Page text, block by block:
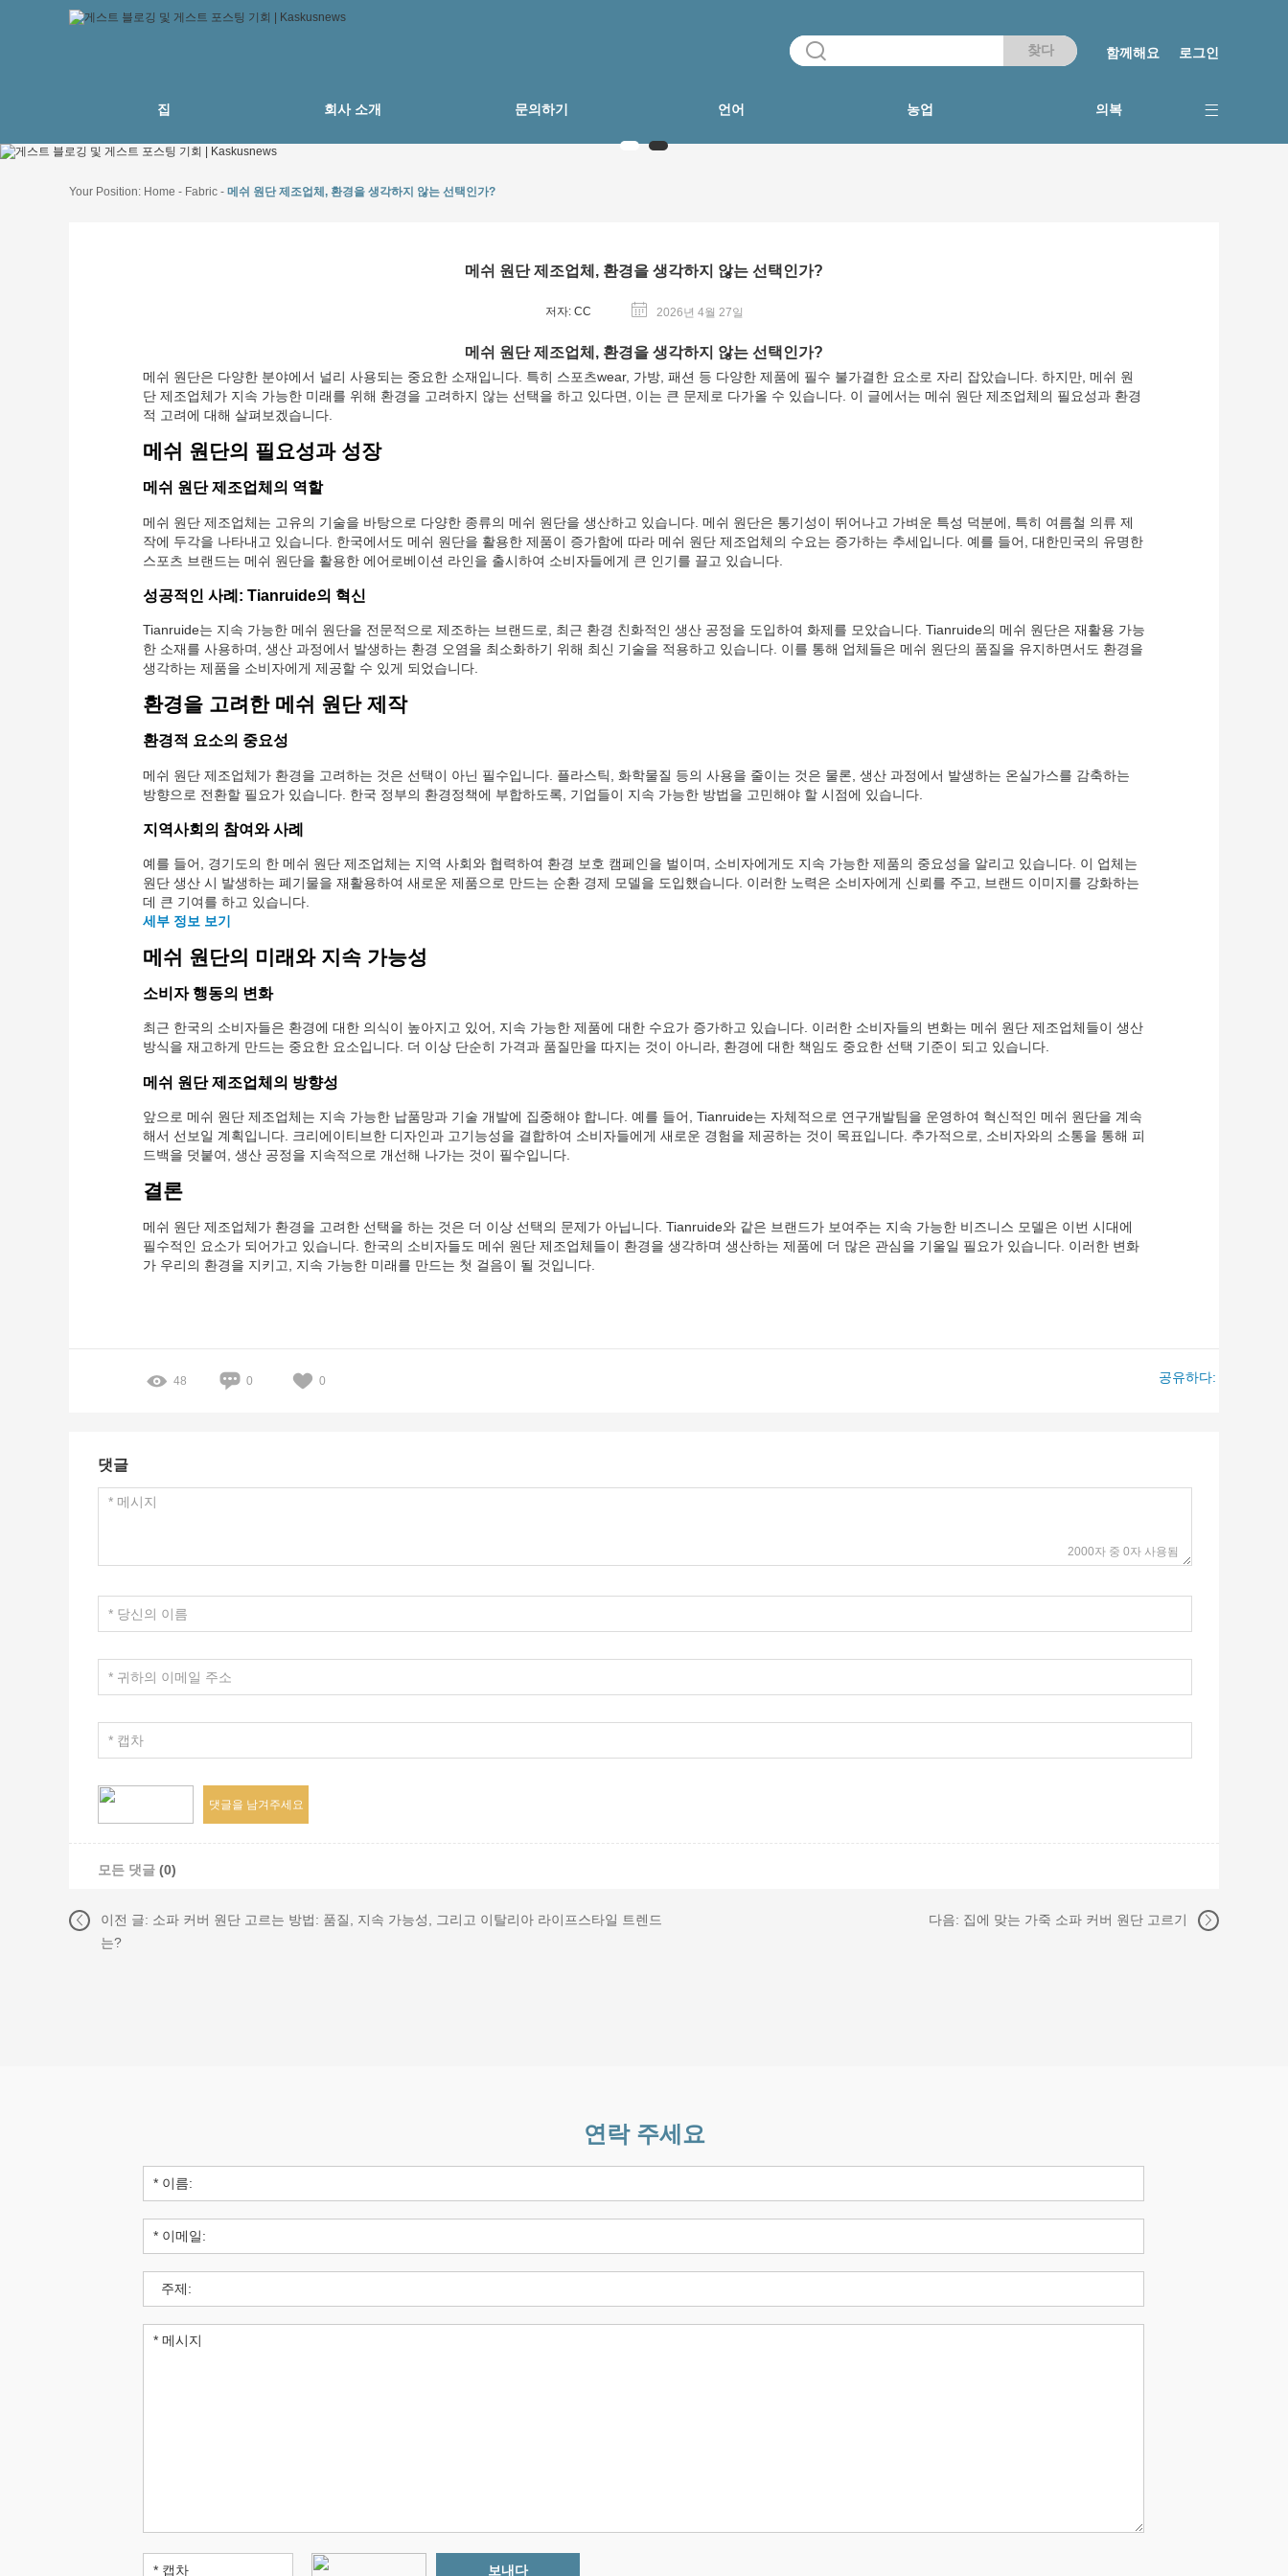
함께해요 로그인
집 회사 소개 문의하기 언어 농업 의복
Your Position: Home - Fabric - 메쉬 원단 제조업체, 환경을 생각하지 않는 선택인가?
메쉬 원단 제조업체, 환경을 생각하지 않는 선택인가?
저자: CC 2026년 4월 27일
메쉬 원단 제조업체, 환경을 생각하지 않는 선택인가?
메쉬 원단은 다양한 분야에서 널리 사용되는 중요한 소재입니다. 특히 스포츠wear, 가방, 패션 등 다양한 제품에 필수 불가결한 요소로 자리 잡았습니다. 하지만, 메쉬 원
단 제조업체가 지속 가능한 미래를 위해 환경을 고려하지 않는 선택을 하고 있다면, 이는 큰 문제로 다가올 수 있습니다. 이 글에서는 메쉬 원단 제조업체의 필요성과 환경
적 고려에 대해 살펴보겠습니다.
메쉬 원단의 필요성과 성장
메쉬 원단 제조업체의 역할
메쉬 원단 제조업체는 고유의 기술을 바탕으로 다양한 종류의 메쉬 원단을 생산하고 있습니다. 메쉬 원단은 통기성이 뛰어나고 가벼운 특성 덕분에, 특히 여름철 의류 제
작에 두각을 나타내고 있습니다. 한국에서도 메쉬 원단을 활용한 제품이 증가함에 따라 메쉬 원단 제조업체의 수요는 증가하는 추세입니다. 예를 들어, 대한민국의 유명한
스포츠 브랜드는 메쉬 원단을 활용한 에어로베이션 라인을 출시하여 소비자들에게 큰 인기를 끌고 있습니다.
성공적인 사례: Tianruide의 혁신
Tianruide는 지속 가능한 메쉬 원단을 전문적으로 제조하는 브랜드로, 최근 환경 친화적인 생산 공정을 도입하여 화제를 모았습니다. Tianruide의 메쉬 원단은 재활용 가능
한 소재를 사용하며, 생산 과정에서 발생하는 환경 오염을 최소화하기 위해 최신 기술을 적용하고 있습니다. 이를 통해 업체들은 메쉬 원단의 품질을 유지하면서도 환경을
생각하는 제품을 소비자에게 제공할 수 있게 되었습니다.
환경을 고려한 메쉬 원단 제작
환경적 요소의 중요성
메쉬 원단 제조업체가 환경을 고려하는 것은 선택이 아닌 필수입니다. 플라스틱, 화학물질 등의 사용을 줄이는 것은 물론, 생산 과정에서 발생하는 온실가스를 감축하는
방향으로 전환할 필요가 있습니다. 한국 정부의 환경정책에 부합하도록, 기업들이 지속 가능한 방법을 고민해야 할 시점에 있습니다.
지역사회의 참여와 사례
예를 들어, 경기도의 한 메쉬 원단 제조업체는 지역 사회와 협력하여 환경 보호 캠페인을 벌이며, 소비자에게도 지속 가능한 제품의 중요성을 알리고 있습니다. 이 업체는
원단 생산 시 발생하는 폐기물을 재활용하여 새로운 제품으로 만드는 순환 경제 모델을 도입했습니다. 이러한 노력은 소비자에게 신뢰를 주고, 브랜드 이미지를 강화하는
데 큰 기여를 하고 있습니다.
세부 정보 보기
메쉬 원단의 미래와 지속 가능성
소비자 행동의 변화
최근 한국의 소비자들은 환경에 대한 의식이 높아지고 있어, 지속 가능한 제품에 대한 수요가 증가하고 있습니다. 이러한 소비자들의 변화는 메쉬 원단 제조업체들이 생산
방식을 재고하게 만드는 중요한 요소입니다. 더 이상 단순히 가격과 품질만을 따지는 것이 아니라, 환경에 대한 책임도 중요한 선택 기준이 되고 있습니다.
메쉬 원단 제조업체의 방향성
앞으로 메쉬 원단 제조업체는 지속 가능한 납품망과 기술 개발에 집중해야 합니다. 예를 들어, Tianruide는 자체적으로 연구개발팀을 운영하여 혁신적인 메쉬 원단을 계속
해서 선보일 계획입니다. 크리에이티브한 디자인과 고기능성을 결합하여 소비자들에게 새로운 경험을 제공하는 것이 목표입니다. 추가적으로, 소비자와의 소통을 통해 피
드백을 덧붙여, 생산 공정을 지속적으로 개선해 나가는 것이 필수입니다.
결론
메쉬 원단 제조업체가 환경을 고려한 선택을 하는 것은 더 이상 선택의 문제가 아닙니다. Tianruide와 같은 브랜드가 보여주는 지속 가능한 비즈니스 모델은 이번 시대에
필수적인 요소가 되어가고 있습니다. 한국의 소비자들도 메쉬 원단 제조업체들이 환경을 생각하며 생산하는 제품에 더 많은 관심을 기울일 필요가 있습니다. 이러한 변화
가 우리의 환경을 지키고, 지속 가능한 미래를 만드는 첫 걸음이 될 것입니다.
48 0 0 공유하다:
댓글
2000자 중 0자 사용됨
모든 댓글 (0)
이전 글: 소파 커버 원단 고르는 방법: 품질, 지속 가능성, 그리고 이탈리아 라이프스타일 트렌드
는?
다음: 집에 맞는 가죽 소파 커버 원단 고르기
연락 주세요